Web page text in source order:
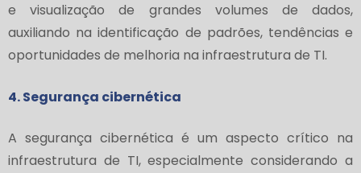
e visualização de grandes volumes de dados,
auxiliando na identificação de padrões, tendências e
oportunidades de melhoria na infraestrutura de TI.
4. Segurança cibernética
A segurança cibernética é um aspecto crítico na
infraestrutura de TI, especialmente considerando a